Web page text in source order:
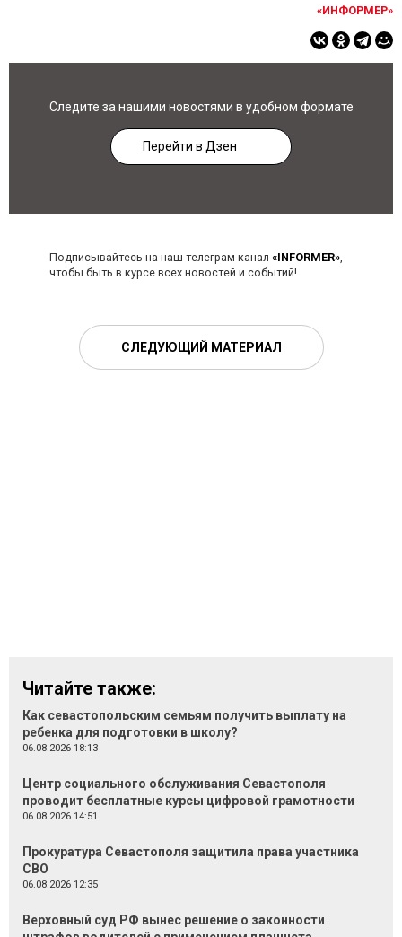
«ИНФОРМЕР»
Следите за нашими новостями в удобном формате
Перейти в Дзен
Подписывайтесь на наш телеграм-канал «INFORMER»,
чтобы быть в курсе всех новостей и событий!
СЛЕДУЮЩИЙ МАТЕРИАЛ
Читайте также:
Как севастопольским семьям получить выплату на
ребенка для подготовки в школу?
06.08.2026 18:13
Центр социального обслуживания Севастополя
проводит бесплатные курсы цифровой грамотности
06.08.2026 14:51
Прокуратура Севастополя защитила права участника
СВО
06.08.2026 12:35
Верховный суд РФ вынес решение о законности